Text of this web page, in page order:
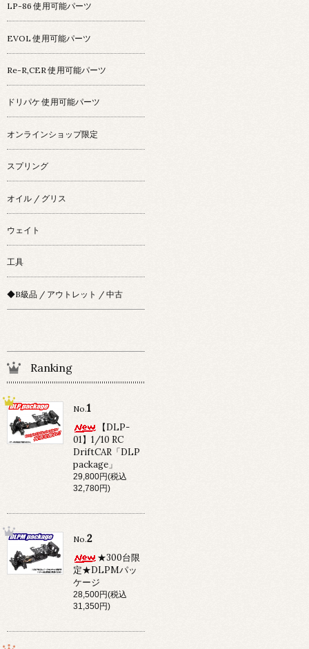
LP-86 使用可能パーツ
EVOL 使用可能パーツ
Re-R,CER 使用可能パーツ
ドリパケ 使用可能パーツ
オンラインショップ限定
スプリング
オイル / グリス
ウェイト
工具
◆B級品 / アウトレット / 中古
Ranking
No.1
【DLP-
01】1/10 RC
DriftCAR「DLP
package」
29,800円(税込
32,780円)
No.2
★300台限
定★DLPMパッ
ケージ
28,500円(税込
31,350円)